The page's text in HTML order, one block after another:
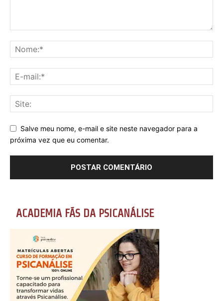
Salve meu nome, e-mail e site neste navegador para a
próxima vez que eu comentar.
ACADEMIA FÃS DA PSICANÁLISE